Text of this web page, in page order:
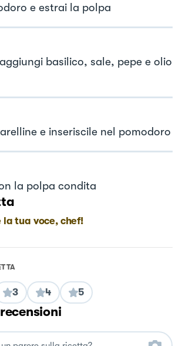
e estrai la polpa
basilico, sale, pepe e olio
e inseriscile nel pomodoro
la polpa condita
la tua voce, chef!
3 4 5